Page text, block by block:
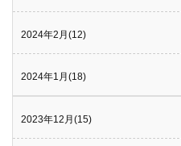
2024年2月(12)
2024年1月(18)
2023年12月(15)